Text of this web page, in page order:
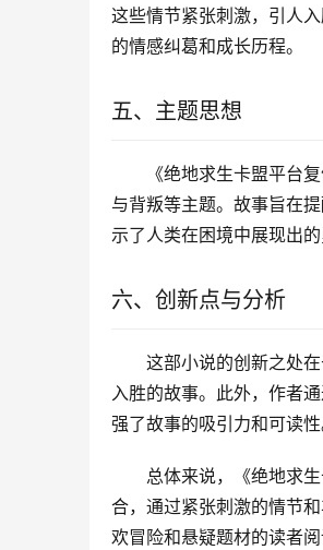
这些情节紧张刺激，引人
的情感纠葛和成长历程。
五、主题思想
《绝地求生卡盟平台
与背叛等主题。故事旨在
示了人类在困境中展现出
六、创新点与分析
这部小说的创新之处
入胜的故事。此外，作者
强了故事的吸引力和可读性
总体来说，《绝地求
合，通过紧张刺激的情节
欢冒险和悬疑题材的读者阅